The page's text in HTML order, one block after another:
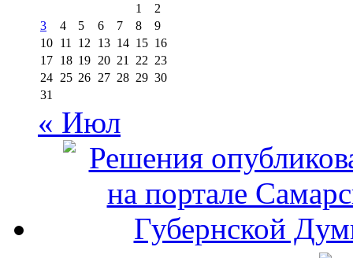
1
2
3
4 5 6 7 8
9
10 11 12 13 14 15 16
17 18 19 20 21 22 23
24 25 26 27 28 29 30
31
« Июл